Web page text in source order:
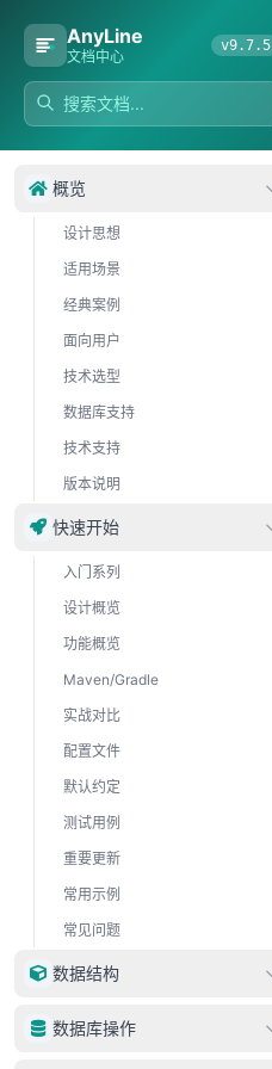
AnyLine
文档中心
v9.7.5
概览
设计思想
适用场景
经典案例
面向用户
技术选型
数据库支持
技术支持
版本说明
快速开始
入门系列
设计概览
功能概览
Maven/Gradle
实战对比
配置文件
默认约定
测试用例
重要更新
常用示例
常见问题
数据结构
DataType
数据库操作